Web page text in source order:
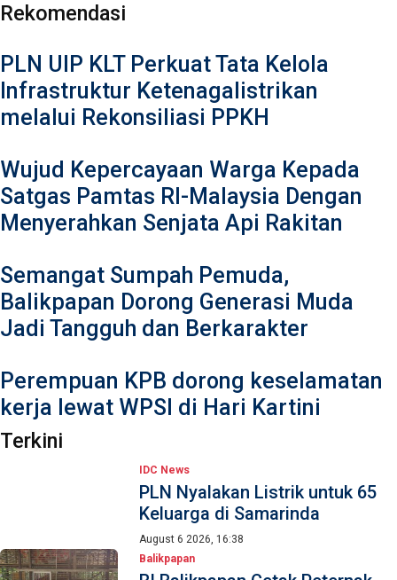
Rekomendasi
PLN UIP KLT Perkuat Tata Kelola
Infrastruktur Ketenagalistrikan
melalui Rekonsiliasi PPKH
Wujud Kepercayaan Warga Kepada
Satgas Pamtas RI-Malaysia Dengan
Menyerahkan Senjata Api Rakitan
Semangat Sumpah Pemuda,
Balikpapan Dorong Generasi Muda
Jadi Tangguh dan Berkarakter
Perempuan KPB dorong keselamatan
kerja lewat WPSI di Hari Kartini
Terkini
IDC News
PLN Nyalakan Listrik untuk 65
Keluarga di Samarinda
August 6 2026, 16:38
Balikpapan